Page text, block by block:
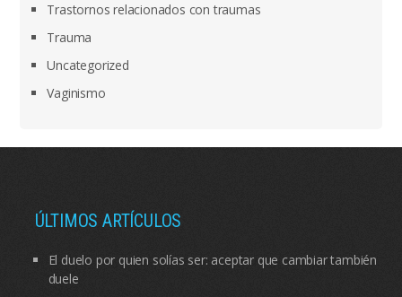
Trastornos relacionados con traumas
Trauma
Uncategorized
Vaginismo
ÚLTIMOS ARTÍCULOS
El duelo por quien solías ser: aceptar que cambiar también
duele